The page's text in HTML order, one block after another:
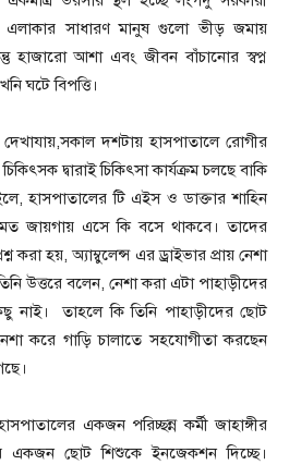
এলাকার সাধারণ মানুষ গুলো ভীড় জমায়
হাজারো আশা এবং জীবন বাঁচানোর স্বপ্ন
ঘটে বিপত্তি।
দশটায় হাসপাতালে রোগীর
দ্বারাই চিকিৎসা কার্যক্রম চলছে বাকি
হাসপাতালের টি এইস ও ডাক্তার শাহিন
জায়গায় এসে কি বসে থাকবে। তাদের
করা হয়, অ্যাম্বুলেন্স এর ড্রাইভার প্রায় নেশা
উত্তরে বলেন, নেশা করা এটা পাহাড়ীদের
নাই। তাহলে কি তিনি পাহাড়ীদের ছোট
করে গাড়ি চালাতে সহযোগীতা করছেন
একজন পরিচ্ছন্ন কর্মী জাহাঙ্গীর
একজন ছোট শিশুকে ইনজেকশন দিচ্ছে।